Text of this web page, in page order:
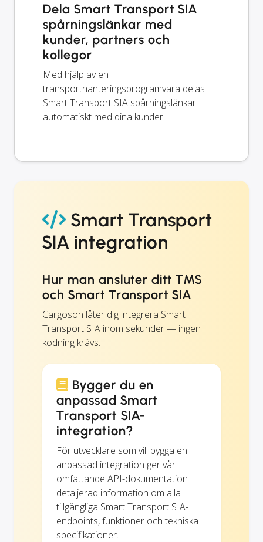
Dela Smart Transport SIA
spårningslänkar med
kunder, partners och
kollegor
Med hjälp av en
transporthanteringsprogramvara delas
Smart Transport SIA spårningslänkar
automatiskt med dina kunder.
Smart Transport
SIA integration
Hur man ansluter ditt TMS
och Smart Transport SIA
Cargoson låter dig integrera Smart
Transport SIA inom sekunder — ingen
kodning krävs.
Bygger du en
anpassad Smart
Transport SIA-
integration?
För utvecklare som vill bygga en
anpassad integration ger vår
omfattande API-dokumentation
detaljerad information om alla
tillgängliga Smart Transport SIA-
endpoints, funktioner och tekniska
specifikationer.